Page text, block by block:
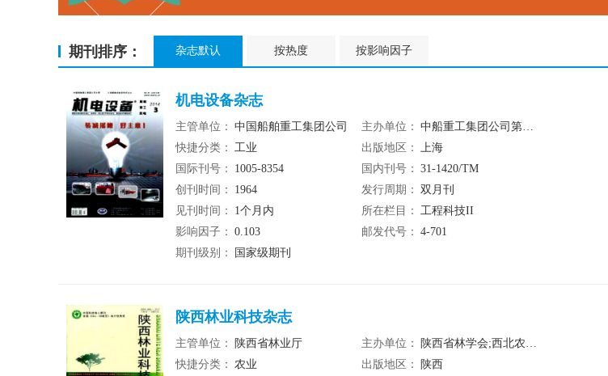
期刊排序： 杂志默认 按热度 按影响因子
机电设备杂志
主管单位： 中国船舶重工集团公司 主办单位： 中船重工集团公司第七0四研究所;中国造船工程学会轮机学术委员会
快捷分类： 工业 出版地区： 上海
国际刊号：
1005-8354 国内刊号： 31-1420/TM
创刊时间：
1964 发行周期： 双月刊
见刊时间：
1个月内 所在栏目： 工程科技II
影响因子： 0.103 邮发代号： 4-701
期刊级别：
国家级期刊
陕西林业科技杂志
主管单位： 陕西省林业厅 主办单位：
陕西省林学会;西北农林科技大学;陕西省林业研究中心
快捷分类： 农业 出版地区：
陕西